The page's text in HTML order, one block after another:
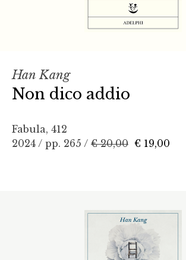
Han Kang
Non dico addio
Fabula, 412
2024 / pp. 265 / € 20,00 € 19,00